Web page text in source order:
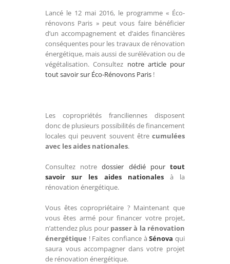
Lancé le 12 mai 2016, le programme « Éco-
rénovons Paris » peut vous faire bénéficier
d’un accompagnement et d’aides financières
conséquentes pour les travaux de rénovation
énergétique, mais aussi de surélévation ou de
végétalisation. Consultez notre article pour
tout savoir sur Éco-Rénovons Paris !
Les copropriétés franciliennes disposent
donc de plusieurs possibilités de financement
locales qui peuvent souvent être cumulées
avec les aides nationales.
Consultez notredossier dédié pour tout
savoir sur les aides nationalesà la
rénovation énergétique.
Vous êtes copropriétaire ? Maintenant que
vous êtes armé pour financer votre projet,
n’attendez plus pour passer à la rénovation
énergétique ! Faites confiance àSénova qui
saura vous accompagner dans votre projet
de rénovation énergétique.